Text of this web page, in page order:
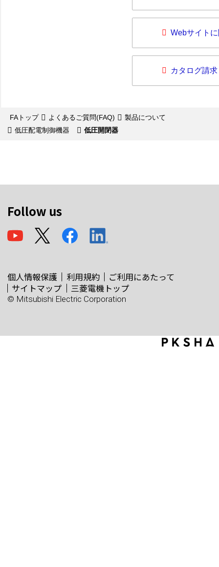
Webサイト
カタログ請求
FAトップ よくあるご質問(FAQ)
製品について
低圧配電制御機器
低圧開閉器
Follow us
個人情報保護 利用規約
ご利用にあたって
サイトマップ
三菱電機トップ
© Mitsubishi Electric Corporation